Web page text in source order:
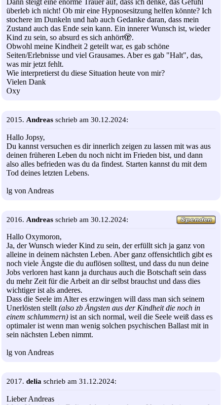
überleb ich nicht! Ob mir eine Hypnosesitzung helfen könnte? Ich
stochere im Dunkeln und hab auch Gedanke daran, dass mein
Zustand auch das Ende sein kann. Ein innerer Wunsch ist, wieder
Kind zu sein, so absurd es sich anhört🫣.
Obwohl meine Kindheit 2 geteilt war, es gab schöne
Seiten/Erlebnisse und viel Grausames. Aber es gab "Halt", das,
was mir jetzt fehlt.
Wie interpretierst du diese Situation heute von mir?
Vielen Dank
Oxy
2015. Andreas schrieb am 30.12.2024:
Hallo Jopsy,
Du kannst versuchen es dir innerlich zeigen zu lassen mit was aus
deinen früheren Leben du noch nicht im Frieden bist, und dann
also alles befrieden was du da findest. Starten kannst du mit dem
Tod deines letzten Lebens.
lg von Andreas
2016. Andreas schrieb am 30.12.2024:
Hallo Oxymoron,
Ja, der Wunsch wieder Kind zu sein, der erfüllt sich ja ganz von
alleine in deinem nächsten Leben. Aber ganz offensichtlich gibt es
noch viele Ängste die du auflösen solltest, und dass du nun deine
Jobs verloren hast kann ja durchaus auch die Botschaft sein dass
du mehr Zeit für die Arbeit an dir selbst brauchst und dass dies
wichtiger ist als anderes.
Dass die Seele im Alter es erzwingen will dass man sich seinem
Unerlösten stellt(also zb Ängsten aus der Kindheit die noch in
einem schlummern) ist an sich normal, weil die Seele weiß dass es
optimaler ist wenn man wenig solchen psychischen Ballast mit in
sein nächsten Leben nimmt.
lg von Andreas
2017. delia schrieb am 31.12.2024:
Lieber Andreas